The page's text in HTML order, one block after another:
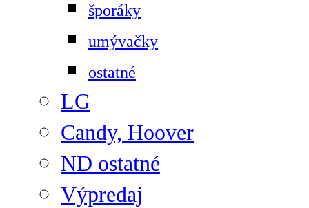
šporáky
umývačky
ostatné
LG
Candy, Hoover
ND ostatné
Výpredaj